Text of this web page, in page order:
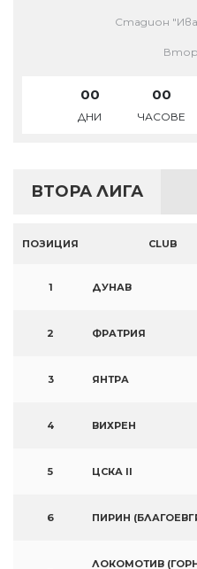
Стадион
00
ДНИ
00
ЧАСОВЕ
ВТОРА ЛИГА
ПОЗИЦИЯ CLUB
1 ДУНАВ
2 ФРАТРИЯ
3 ЯНТРА
4 ВИХРЕН
5 ЦСКА II
6 ПИРИН
ЛОКОМОТИВ